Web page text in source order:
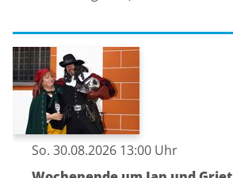
So. 30.08.2026 13:00 Uhr